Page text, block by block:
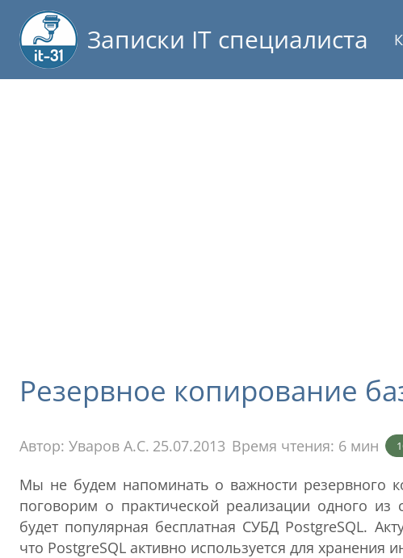
Записки IT специалиста
Резервное копирование
Автор: Уваров А.С. 25.07.2013 Время чтения: 6 мин
Мы не будем напоминать о важности резервного
поговорим о практической реализации одного
будет популярная бесплатная СУБД PostgreSQL.
что PostgreSQL активно используется для